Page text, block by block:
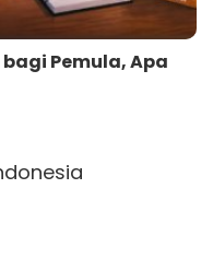
Pemula, Apa